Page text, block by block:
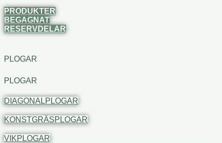
PRODUKTER
BEGAGNAT
RESERVDELAR
PLOGAR
PLOGAR
DIAGONALPLOGAR
KONSTGRÄSPLOGAR
VIKPLOGAR